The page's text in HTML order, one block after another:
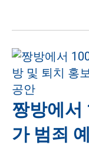
짱방에서
가 범죄